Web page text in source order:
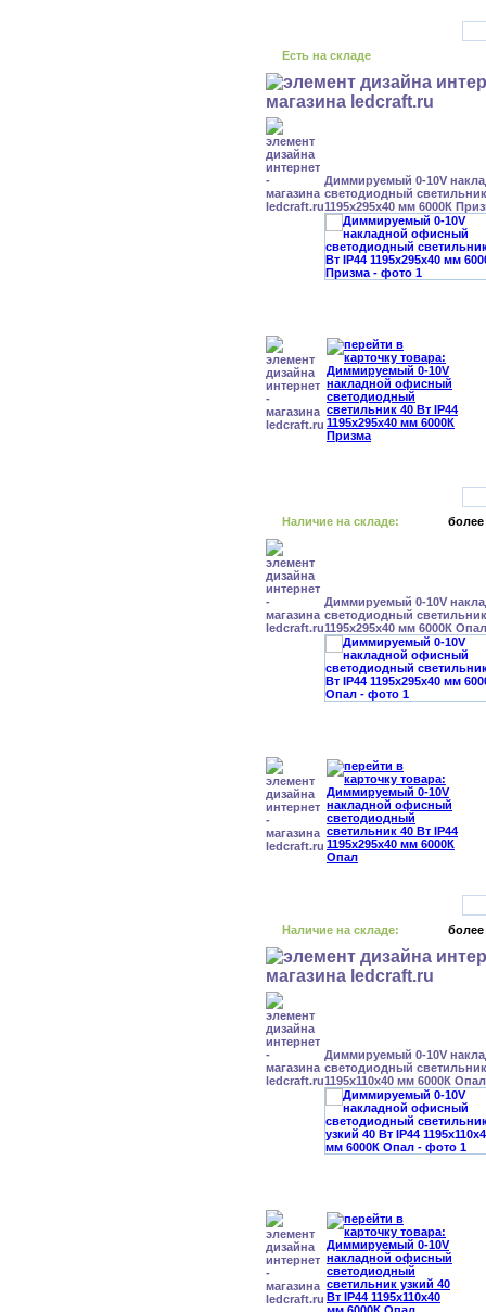
Есть на складе
Диммируемый 0-10V
светодиодный
1195x295x40 мм 6000К
Наличие на складе: более
Диммируемый 0-10V
светодиодный
1195x295x40 мм 6000К Опал
Наличие на складе: более
Диммируемый 0-10V
светодиодный светильник
1195x110x40 мм 6000К Опал